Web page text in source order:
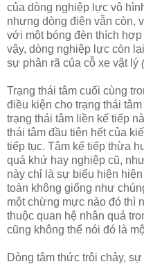
của dòng nghiệp lực vô
nhưng dòng điện vẫn còn,
với một bóng đèn thích
vậy, dòng nghiệp lực còn
sự phân rã của cỗ xe vật lý
Trạng thái tâm cuối cùng
điều kiện cho trạng thái
trạng thái tâm liền kế tiếp
thái tâm đầu tiên hết của
tiếp tục. Tâm kế tiếp thừa
quá khứ hay nghiệp cũ,
này chỉ là sự biểu hiện
toàn không giống như
một chừng mực nào đó thì
thuộc quan hệ nhân quả
cũng không thể nói đó là
Dòng tâm thức trôi chảy,